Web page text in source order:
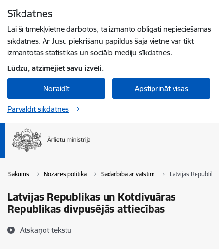
Sīkdatnes
Lai šī tīmekļvietne darbotos, tā izmanto obligāti nepieciešamās
sīkdatnes. Ar Jūsu piekrišanu papildus šajā vietnē var tikt
izmantotas statistikas un sociālo mediju sīkdatnes.
Lūdzu, atzīmējiet savu izvēli:
Noraidīt Apstiprināt visas
Pārvaldīt sīkdatnes
Sākums Nozares politika Sadarbība ar valstīm Latvijas
Latvijas Republikas un Kotdivuāras
Republikas divpusējās attiecības
Atskaņot tekstu